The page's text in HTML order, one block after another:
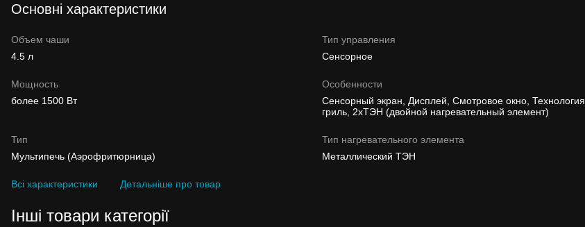
Основні характеристики
Объем чаши
4.5 л
Тип управления
Сенсорное
Мощность
более 1500 Вт
Особенности
Сенсорный экран, Дисплей, Смотровое окно, Технология
гриль, 2хТЭН (двойной нагревательный элемент)
Тип
Мультипечь (Аэрофритюрница)
Тип нагревательного элемента
Металлический ТЭН
Всі характеристики Детальніше про товар
Інші товари категорії